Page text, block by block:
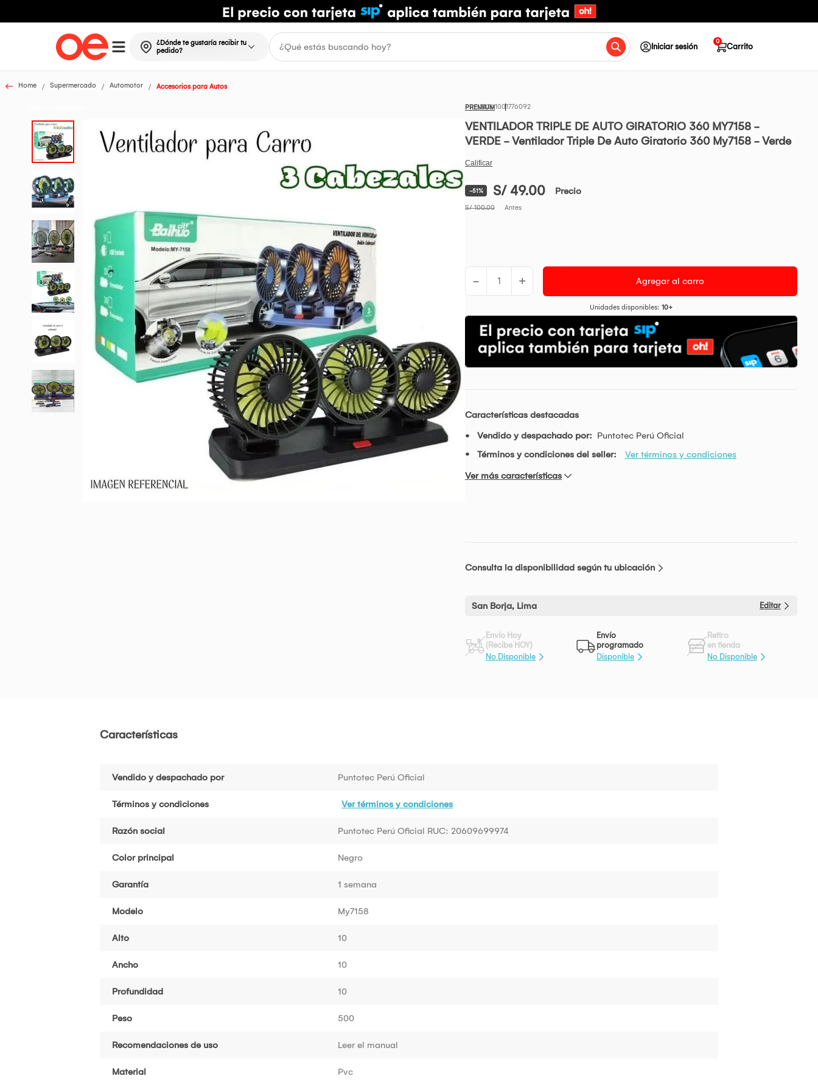
¿Dónde te gustaría recibir tu
pedido?
Iniciar sesión Carrito
0
Home Supermercado Automotor Accesorios para Autos
PREMIUM1001776092
VENTILADOR TRIPLE DE AUTO GIRATORIO 360 MY7158 -
VERDE - Ventilador Triple De Auto Giratorio 360 My7158 - Verde
-51% S/ 49.00 Precio
S/ 100.00 Antes
- + Agregar al carro
Unidades disponibles: 10+
Características destacadas
Vendido y despachado por: Puntotec Perú Oficial
Términos y condiciones del seller:
Ver términos y condiciones
Ver más características
Consulta la disponibilidad según tu ubicación
San Borja, Lima Editar
Envío Hoy
(Recibe HOY)
No Disponible
Envío
programado
Disponible
Retiro
en tienda
No Disponible
Características
Vendido y despachado por Puntotec Perú Oficial
Términos y condiciones Ver términos y condiciones
Razón social Puntotec Perú Oficial RUC: 20609699974
Color principal Negro
Garantía 1 semana
Modelo My7158
Alto 10
Ancho 10
Profundidad 10
Peso 500
Recomendaciones de uso Leer el manual
Material Pvc